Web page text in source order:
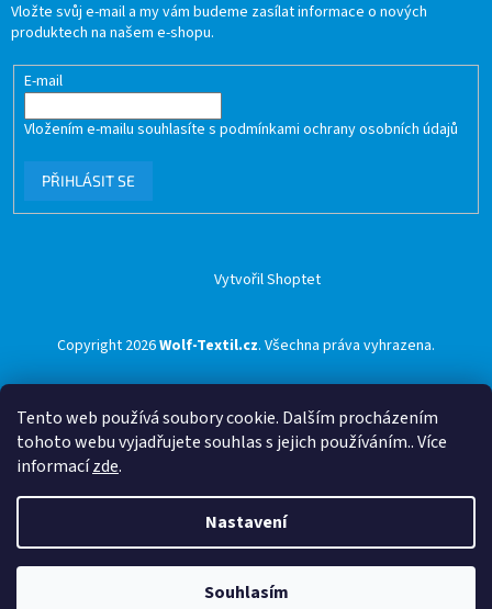
Tento web používá soubory cookie. Dalším procházením
tohoto webu vyjadřujete souhlas s jejich používáním.. Více
informacízde.
Nastavení
Souhlasím
Vložte svůj e-mail a my vám budeme zasílat informace o nových
produktech na našem e-shopu.
E-mail
Vložením e-mailu souhlasíte s podmínkami ochrany osobních údajů
PŘIHLÁSIT SE
Vytvořil Shoptet
Copyright 2026Wolf-Textil.cz. Všechna práva vyhrazena.